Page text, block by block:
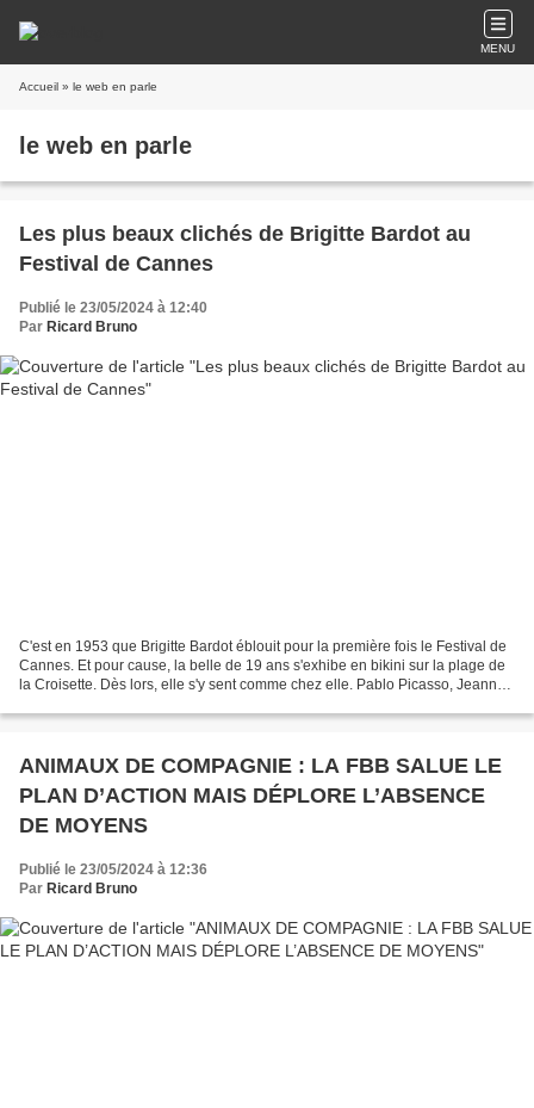
MENU
Accueil » le web en parle
le web en parle
Les plus beaux clichés de Brigitte Bardot au
Festival de Cannes
Publié le 23/05/2024 à 12:40
Par Ricard Bruno
C'est en 1953 que Brigitte Bardot éblouit pour la première fois le Festival de
Cannes. Et pour cause, la belle de 19 ans s'exhibe en bikini sur la plage de
la Croisette. Dès lors, elle s'y sent comme chez elle. Pablo Picasso, Jeanne
ANIMAUX DE COMPAGNIE : LA FBB SALUE LE
PLAN D’ACTION MAIS DÉPLORE L’ABSENCE
DE MOYENS
Publié le 23/05/2024 à 12:36
Par Ricard Bruno